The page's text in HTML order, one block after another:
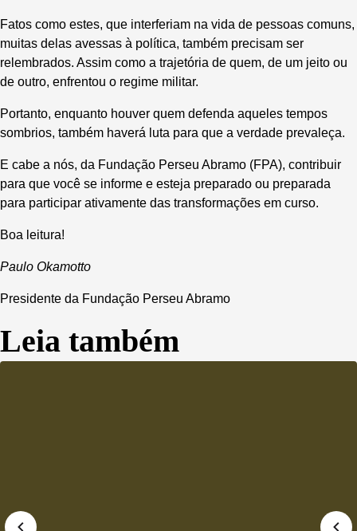
Fatos como estes, que interferiam na vida de pessoas comuns,
muitas delas avessas à política, também precisam ser
relembrados. Assim como a trajetória de quem, de um jeito ou
de outro, enfrentou o regime militar.
Portanto, enquanto houver quem defenda aqueles tempos
sombrios, também haverá luta para que a verdade prevaleça.
E cabe a nós, da Fundação Perseu Abramo (FPA), contribuir
para que você se informe e esteja preparado ou preparada
para participar ativamente das transformações em curso.
Boa leitura!
Paulo Okamotto
Presidente da Fundação Perseu Abramo
Leia também